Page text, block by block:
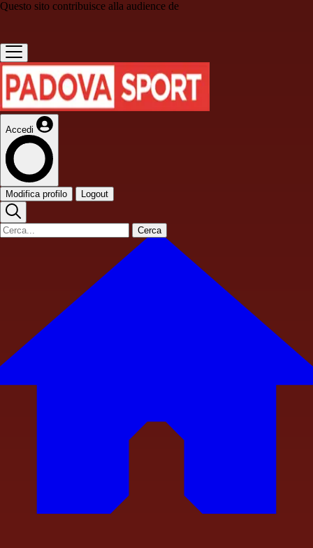
Questo sito contribuisce alla audience de
Accedi
Modifica profilo Logout
Cerca